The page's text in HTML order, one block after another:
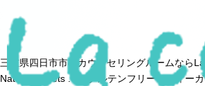
三重県四日市市のカウンセリングルームなら
Natural sweets .O（グルテンフリー・ヴィー